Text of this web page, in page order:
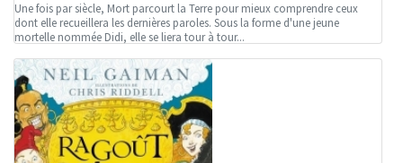
Une fois par siècle, Mort parcourt la Terre pour mieux comprendre ceux
dont elle recueillera les dernières paroles. Sous la forme d'une jeune
mortelle nommée Didi, elle se liera tour à tour...